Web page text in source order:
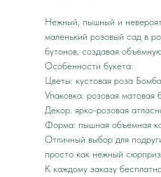
Нежный, пышный и
маленький розовый сад в
бутонов, создавая
Особенности букета:
Цветы: кустовая роза
Упаковка: розовая матовая
Декор: ярко-розовая
Форма: пышная объёмная
Отличный выбор для
просто как нежный
К каждому заказу